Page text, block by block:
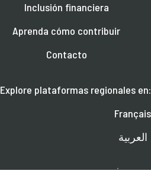
Inclusión financiera
Aprenda cómo contribuir
Contacto
Explore plataformas regionales en:
Français
العربية